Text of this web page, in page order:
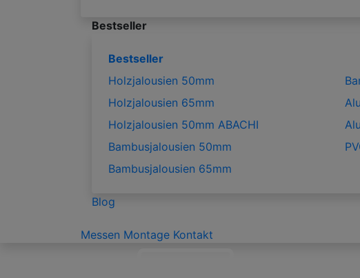
Bestseller
Bestseller
Holzjalousien 50mm
Holzjalousien 65mm
Holzjalousien 50mm ABACHI
Bambusjalousien 50mm
Bambusjalousien 65mm
Blog
Messen Montage Kontakt